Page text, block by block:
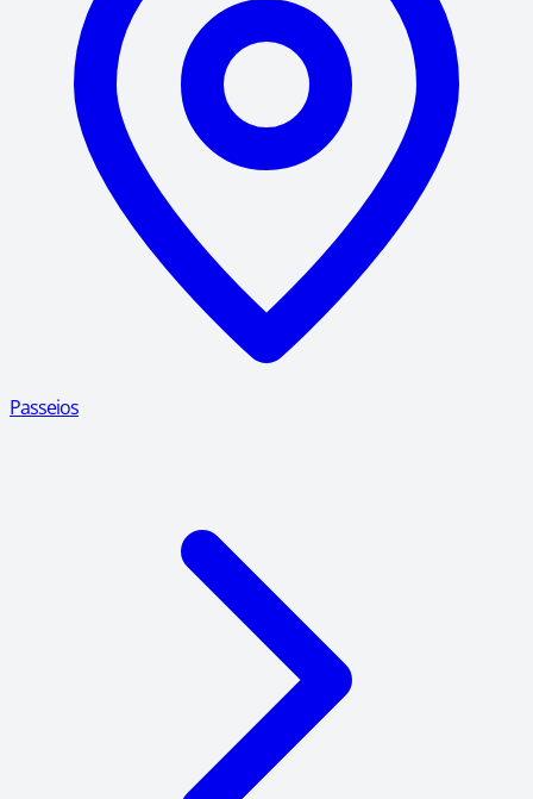
Passeios